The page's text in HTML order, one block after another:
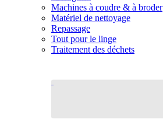
Machines à coudre & à broder
Matériel de nettoyage
Repassage
Tout pour le linge
Traitement des déchets